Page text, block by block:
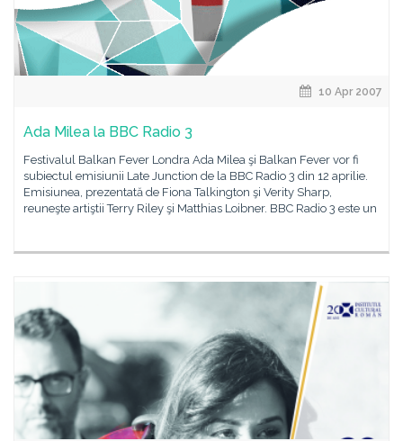
10 Apr 2007
Ada Milea la BBC Radio 3
Festivalul Balkan Fever Londra Ada Milea şi Balkan Fever vor fi
subiectul emisiunii Late Junction de la BBC Radio 3 din 12 aprilie.
Emisiunea, prezentată de Fiona Talkington şi Verity Sharp,
reuneşte artiştii Terry Riley şi Matthias Loibner. BBC Radio 3 este un